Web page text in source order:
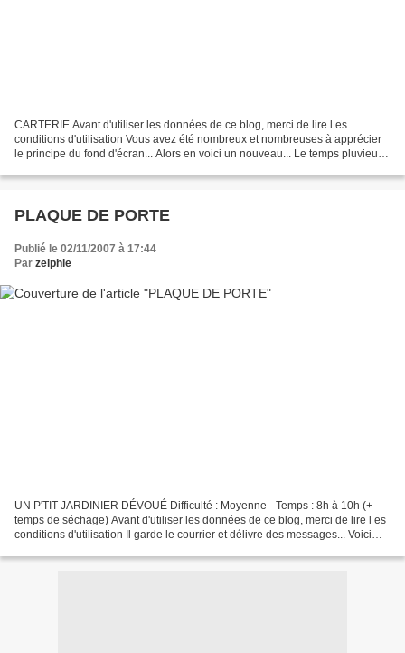
CARTERIE Avant d'utiliser les données de ce blog, merci de lire l es
conditions d'utilisation Vous avez été nombreux et nombreuses à apprécier
le principe du fond d'écran... Alors en voici un nouveau... Le temps pluvieux
PLAQUE DE PORTE
Publié le 02/11/2007 à 17:44
Par zelphie
UN P'TIT JARDINIER DÉVOUÉ Difficulté : Moyenne - Temps : 8h à 10h (+
temps de séchage) Avant d'utiliser les données de ce blog, merci de lire l es
conditions d'utilisation Il garde le courrier et délivre des messages... Voici